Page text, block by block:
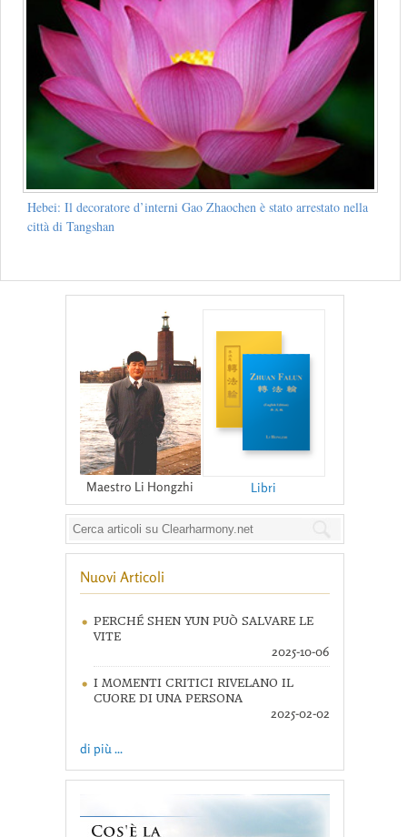
Hebei: Il decoratore d’interni Gao Zhaochen è stato arrestato nella
città di Tangshan
Maestro Li Hongzhi Libri
Nuovi Articoli
PERCHÉ SHEN YUN PUÒ SALVARE LE
VITE
2025-10-06
I MOMENTI CRITICI RIVELANO IL
CUORE DI UNA PERSONA
2025-02-02
di più ...